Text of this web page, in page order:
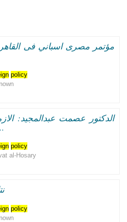
مؤتمر مصرى اسباني فى
policy
الدكتور عصمت عبدالمجيد:
"بيت العرب" بالتوقف..
policy
al-Hosary
policy